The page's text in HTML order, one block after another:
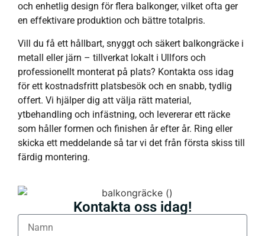
och enhetlig design för flera balkonger, vilket ofta ger
en effektivare produktion och bättre totalpris.
Vill du få ett hållbart, snyggt och säkert balkongräcke i
metall eller järn – tillverkat lokalt i Ullfors och
professionellt monterat på plats? Kontakta oss idag
för ett kostnadsfritt platsbesök och en snabb, tydlig
offert. Vi hjälper dig att välja rätt material,
ytbehandling och infästning, och levererar ett räcke
som håller formen och finishen år efter år. Ring eller
skicka ett meddelande så tar vi det från första skiss till
färdig montering.
Kontakta oss idag!